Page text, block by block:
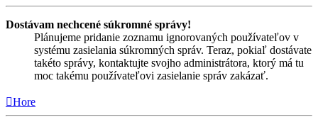
Dostávam nechcené súkromné správy!
Plánujeme pridanie zoznamu ignorovaných používateľov v
systému zasielania súkromných správ. Teraz, pokiaľ dostávate
takéto správy, kontaktujte svojho administrátora, ktorý má tu
moc takému používateľovi zasielanie správ zakázať.
Hore